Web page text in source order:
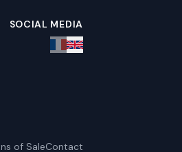
SOCIAL MEDIA
of SaleContact